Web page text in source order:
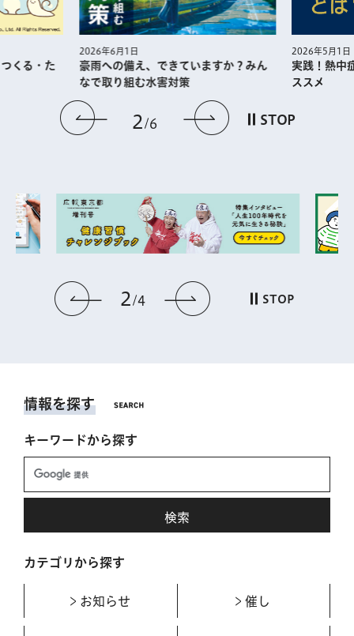
前のスライドを表示
2 6 次のスライドを
STOP
くる・た
2026年6月1日
豪雨への備え、できていますか？みん
なで取り組む水害対策
2026年5月1日
実践！熱中
ススメ
前のスライドを表示
2 4 次のスライドを表
STOP
情報を探す
キーワードから探す
カテゴリから探す
お知らせ 催し